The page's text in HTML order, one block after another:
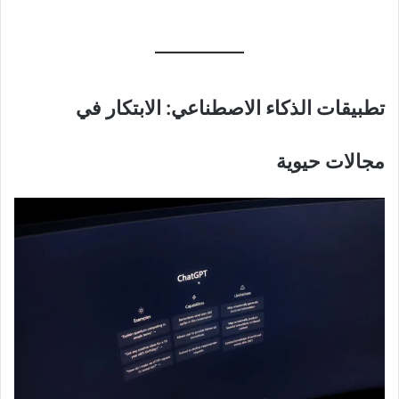
تطبيقات الذكاء الاصطناعي: الابتكار في
مجالات حيوية